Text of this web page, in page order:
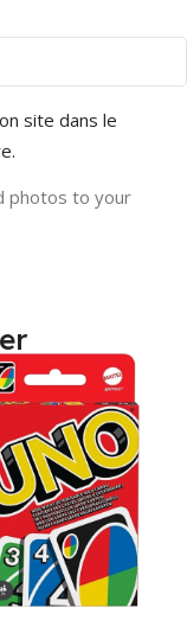
site dans le
photos to your